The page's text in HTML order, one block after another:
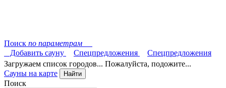
Поиск по параметрам
Добавить сауну
Спецпредложения
Спецпредложения
Загружаем список городов... Пожалуйста, подожите...
Сауны на карте
Найти
Поиск